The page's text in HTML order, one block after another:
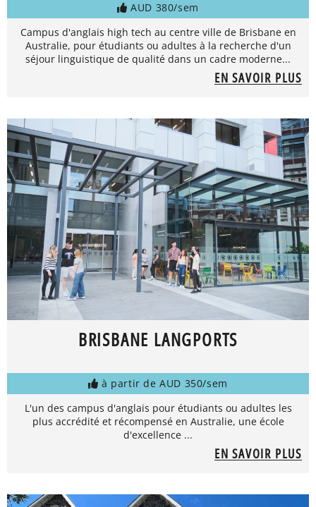
AUD 380/sem
Campus d'anglais high tech au centre ville de Brisbane en
Australie, pour étudiants ou adultes à la recherche d'un
séjour linguistique de qualité dans un cadre moderne...
EN SAVOIR PLUS
BRISBANE LANGPORTS
à partir de AUD 350/sem
L'un des campus d'anglais pour étudiants ou adultes les
plus accrédité et récompensé en Australie, une école
d'excellence ...
EN SAVOIR PLUS